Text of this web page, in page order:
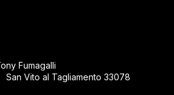
Fumagalli
San Vito al Tagliamento 33078